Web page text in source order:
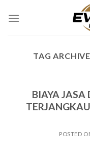
TAG
BIAYA JASA
POSTED